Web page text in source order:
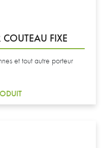
FIXE
et tout autre porteur